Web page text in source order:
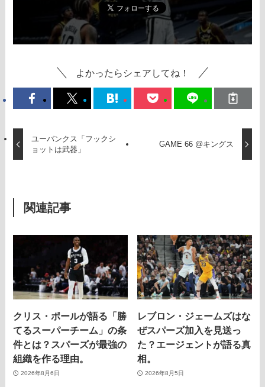
よかったらシェアしてね！
ユーバンクス「フックシ
ョットは武器」
GAME 66 @キングス
関連記事
クリス・ポールが語る「勝
てるスーパーチーム」の条
件とは？スパーズが最強の
組織を作る理由。
2026年8月6日
レブロン・ジェームズはな
ぜスパーズ加入を見送っ
た？エージェントが語る真
相。
2026年8月5日